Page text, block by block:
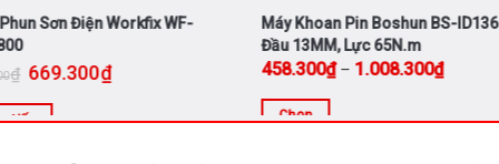
Sơn Điện Workfix WF-
₫ Giá gốc là: 990.000₫.
669.300₫Giá hiện tại là: 669.300₫.
tiếp
Máy Khoan Pin Boshun BS-
Đầu 13MM, Lực 65N.m
458.300₫ – 1.008.300₫Khoảng
Chọn